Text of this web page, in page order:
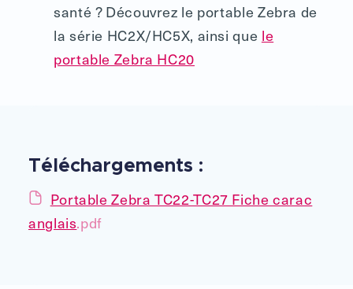
santé ? Découvrez le portable Zebra de
la série HC2X/HC5X, ainsi que le
portable Zebra HC20
Téléchargements :
Portable Zebra TC22-TC27 Fiche carac
anglais.pdf